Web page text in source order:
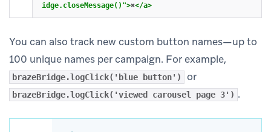
idge.closeMessage()">✖</a>
You can also track new custom button names—up to
100 unique names per campaign. For example,
brazeBridge.logClick('blue button') or
brazeBridge.logClick('viewed carousel page 3') .